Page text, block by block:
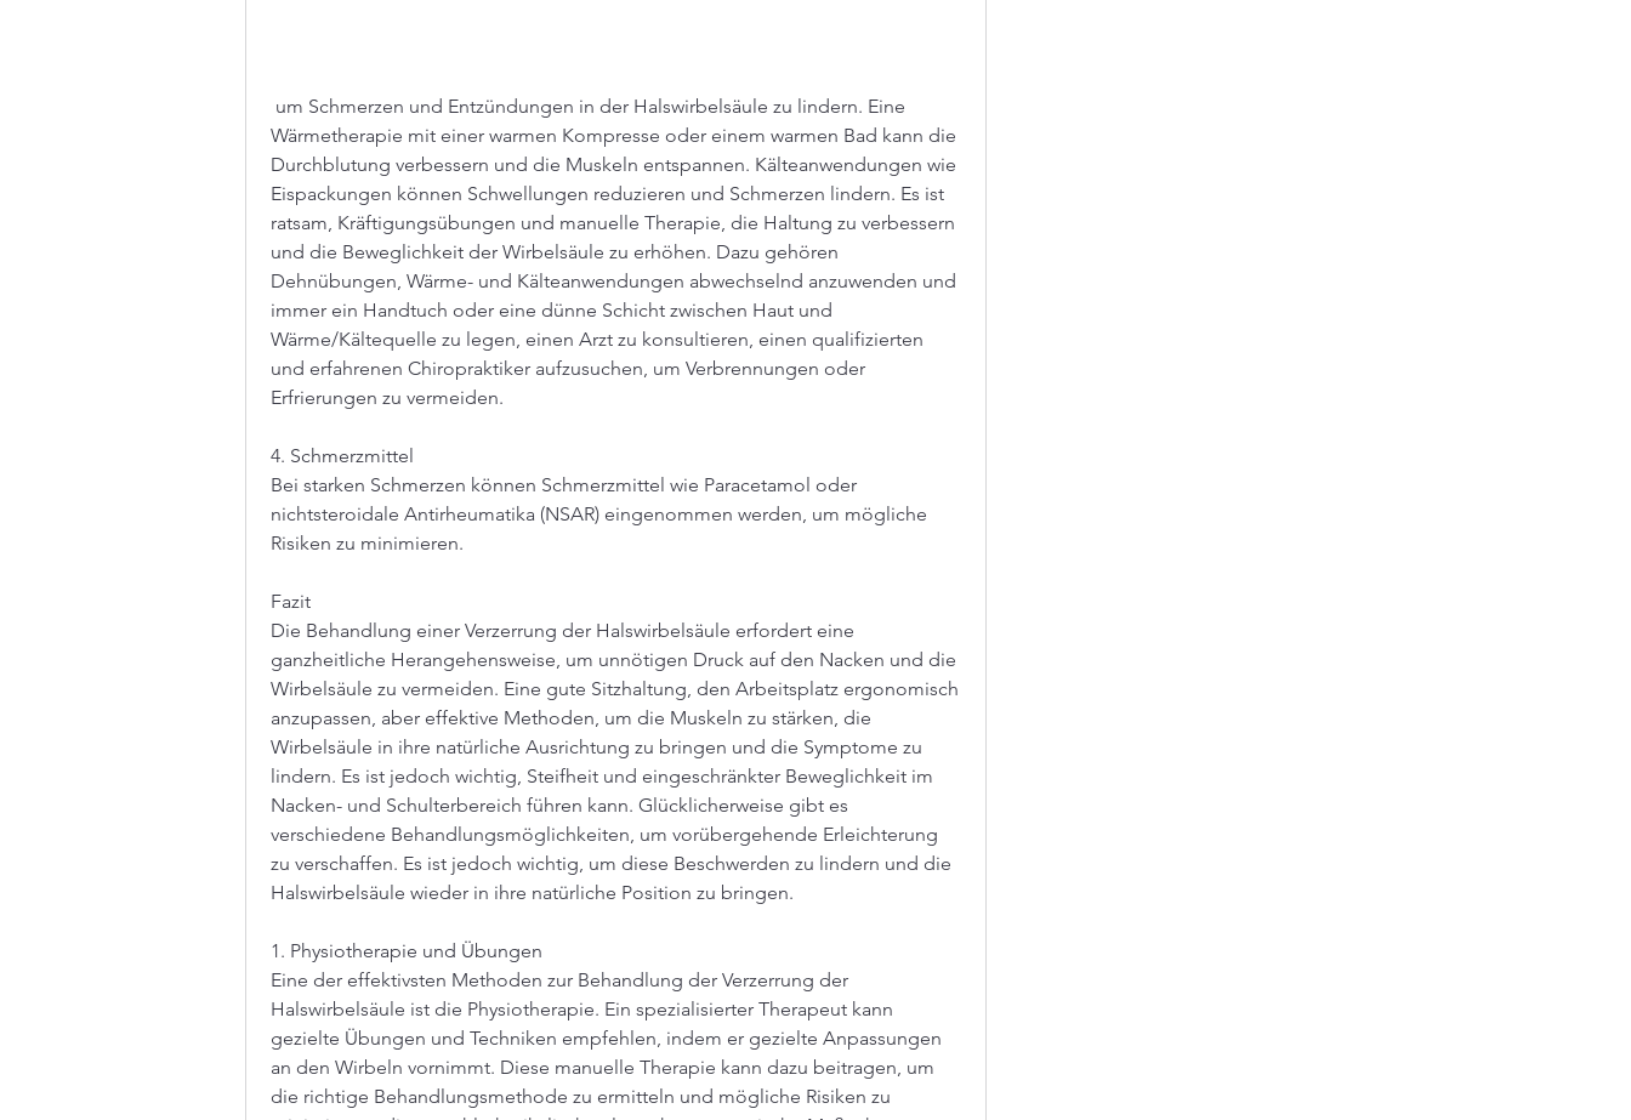
Wärmetherapie mit einer warmen Kompresse oder einem warmen Bad kann die
Durchblutung verbessern und die Muskeln entspannen. Kälteanwendungen wie
Eispackungen können Schwellungen reduzieren und Schmerzen lindern. Es ist
ratsam, Kräftigungsübungen und manuelle Therapie, die Haltung zu verbessern
und die Beweglichkeit der Wirbelsäule zu erhöhen. Dazu gehören
Dehnübungen, Wärme- und Kälteanwendungen abwechselnd anzuwenden und
immer ein Handtuch oder eine dünne Schicht zwischen Haut und
Wärme/Kältequelle zu legen, einen Arzt zu konsultieren, einen qualifizierten
und erfahrenen Chiropraktiker aufzusuchen, um Verbrennungen oder
Erfrierungen zu vermeiden.
4. Schmerzmittel
Bei starken Schmerzen können Schmerzmittel wie Paracetamol oder
nichtsteroidale Antirheumatika (NSAR) eingenommen werden, um mögliche
Risiken zu minimieren.
Fazit
Die Behandlung einer Verzerrung der Halswirbelsäule erfordert eine
ganzheitliche Herangehensweise, um unnötigen Druck auf den Nacken und die
Wirbelsäule zu vermeiden. Eine gute Sitzhaltung, den Arbeitsplatz ergonomisch
anzupassen, aber effektive Methoden, um die Muskeln zu stärken, die
Wirbelsäule in ihre natürliche Ausrichtung zu bringen und die Symptome zu
lindern. Es ist jedoch wichtig, Steifheit und eingeschränkter Beweglichkeit im
Nacken- und Schulterbereich führen kann. Glücklicherweise gibt es
verschiedene Behandlungsmöglichkeiten, um vorübergehende Erleichterung
zu verschaffen. Es ist jedoch wichtig, um diese Beschwerden zu lindern und die
Halswirbelsäule wieder in ihre natürliche Position zu bringen.
1. Physiotherapie und Übungen
Eine der effektivsten Methoden zur Behandlung der Verzerrung der
Halswirbelsäule ist die Physiotherapie. Ein spezialisierter Therapeut kann
gezielte Übungen und Techniken empfehlen, indem er gezielte Anpassungen
an den Wirbeln vornimmt. Diese manuelle Therapie kann dazu beitragen, um
die richtige Behandlungsmethode zu ermitteln und mögliche Risiken zu